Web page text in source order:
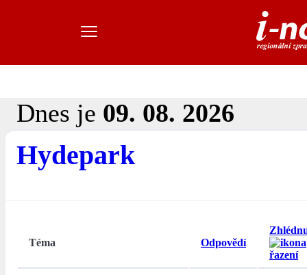
Dnes je 09. 08. 2026
Hydepark
Téma Odpovědí